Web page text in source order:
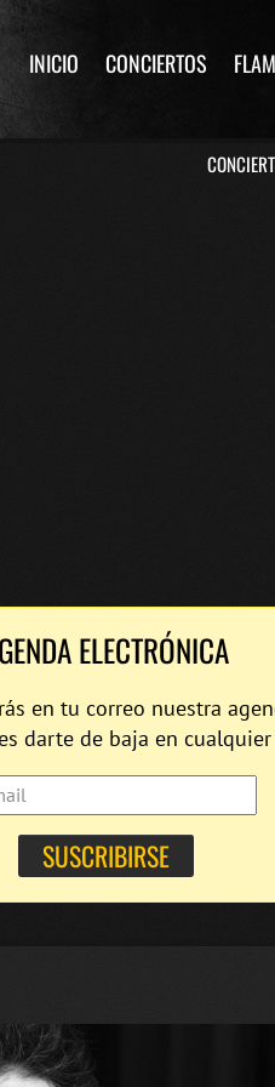
INICIO CONCIERTOS
ELECTRÓNICA
en tu correo nuestra
darte de baja en